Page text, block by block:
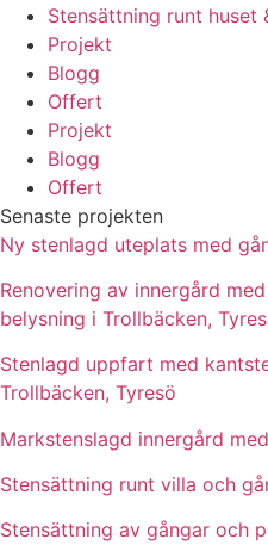
Stensättning runt huset
Projekt
Blogg
Offert
Projekt
Blogg
Offert
Senaste projekten
Ny stenlagd uteplats med
Renovering av innergård
belysning i Trollbäcken,
Stenlagd uppfart med
Trollbäcken, Tyresö
Markstenslagd innergård
Stensättning runt villa och
Stensättning av gångar och